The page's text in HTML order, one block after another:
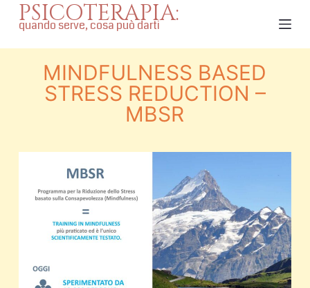
S
l
PSICOTERAPIA:
quando serve, cosa può darti
MINDFULNESS BASED
STRESS REDUCTION –
MBSR